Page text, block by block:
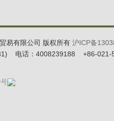
易有限公司 版权所有 沪ICP备
电话：4008239188 +86-021-